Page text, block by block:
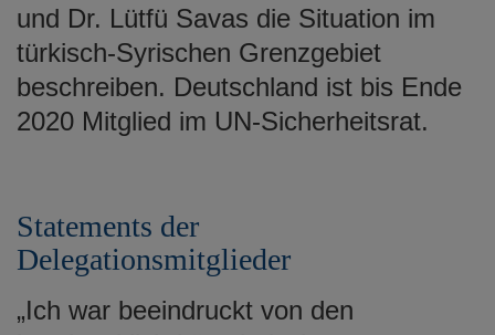
und Dr. Lütfü Savas die Situation im
türkisch-Syrischen Grenzgebiet
beschreiben. Deutschland ist bis Ende
2020 Mitglied im UN-Sicherheitsrat.
Statements der
Delegationsmitglieder
„Ich war beeindruckt von den